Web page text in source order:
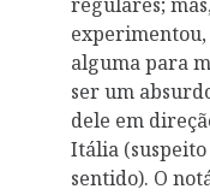
alguma para
ser um
dele em
Itália (suspeito
sentido). O